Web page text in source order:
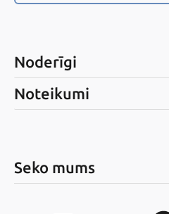
Noderīgi
Noteikumi
Seko mums